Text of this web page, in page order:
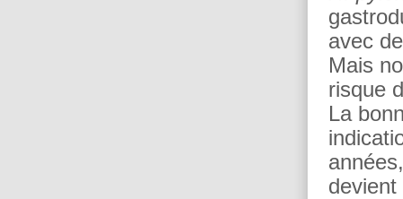
avec
Mais
risque
La